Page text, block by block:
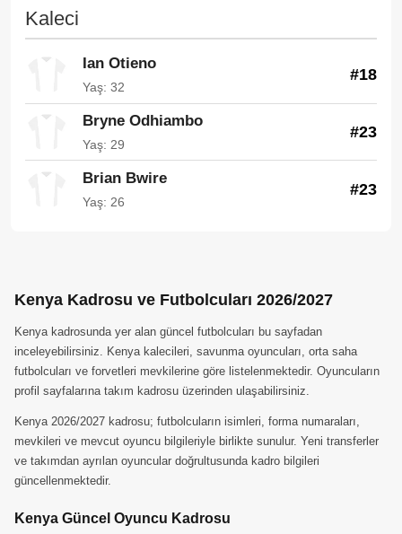
Kaleci
Ian Otieno
Yaş: 32
#18
Bryne Odhiambo
Yaş: 29
#23
Brian Bwire
Yaş: 26
#23
Kenya Kadrosu ve Futbolcuları 2026/2027
Kenya kadrosunda yer alan güncel futbolcuları bu sayfadan
inceleyebilirsiniz. Kenya kalecileri, savunma oyuncuları, orta saha
futbolcuları ve forvetleri mevkilerine göre listelenmektedir. Oyuncuların
profil sayfalarına takım kadrosu üzerinden ulaşabilirsiniz.
Kenya 2026/2027 kadrosu; futbolcuların isimleri, forma numaraları,
mevkileri ve mevcut oyuncu bilgileriyle birlikte sunulur. Yeni transferler
ve takımdan ayrılan oyuncular doğrultusunda kadro bilgileri
güncellenmektedir.
Kenya Güncel Oyuncu Kadrosu